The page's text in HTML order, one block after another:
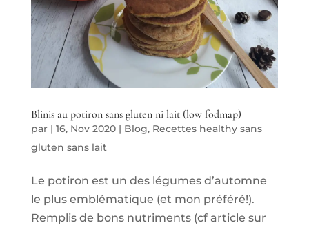
Blinis au potiron sans gluten ni lait (low fodmap)
par | 16, Nov 2020| Blog, Recettes healthy sans
gluten sans lait
Le potiron est un des légumes d’automne
le plus emblématique (et mon préféré!).
Remplis de bons nutriments (cf article sur